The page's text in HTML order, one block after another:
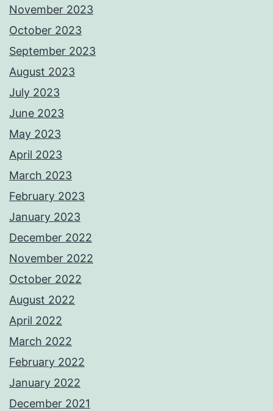
November 2023
October 2023
September 2023
August 2023
July 2023
June 2023
May 2023
April 2023
March 2023
February 2023
January 2023
December 2022
November 2022
October 2022
August 2022
April 2022
March 2022
February 2022
January 2022
December 2021